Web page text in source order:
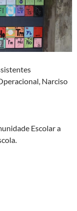
Narciso
Escolar a